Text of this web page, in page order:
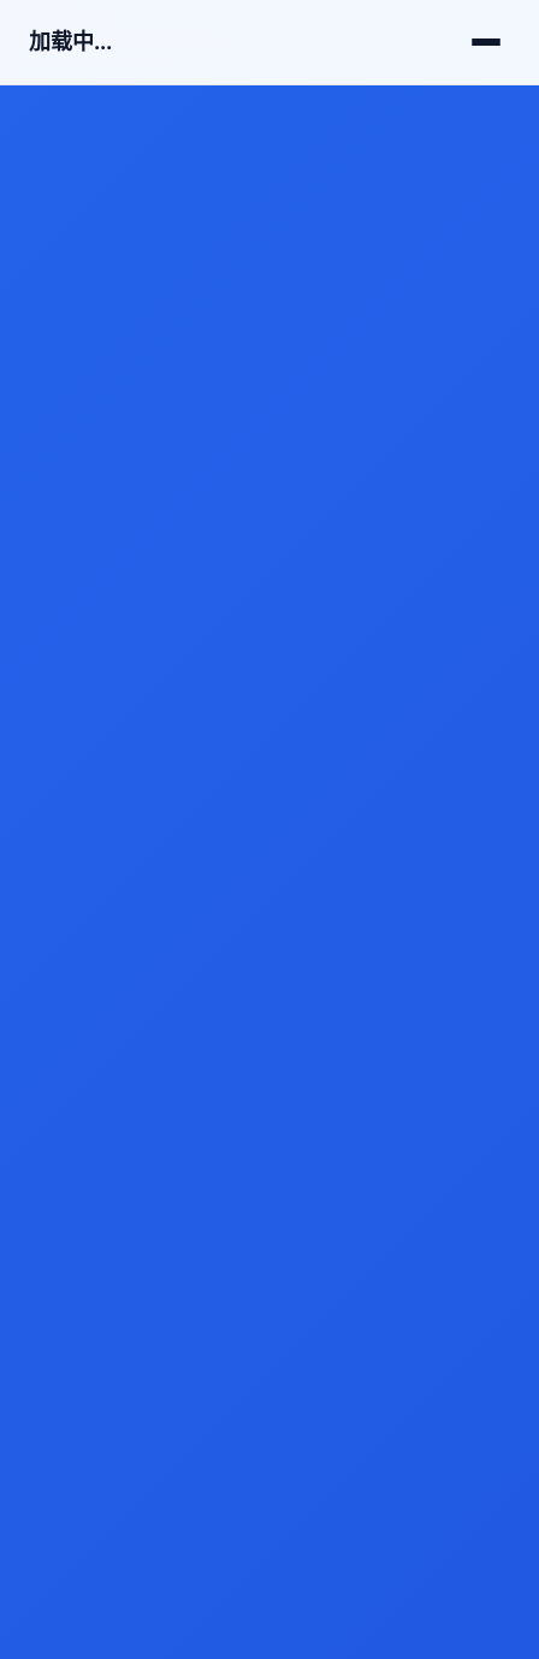
加载中...